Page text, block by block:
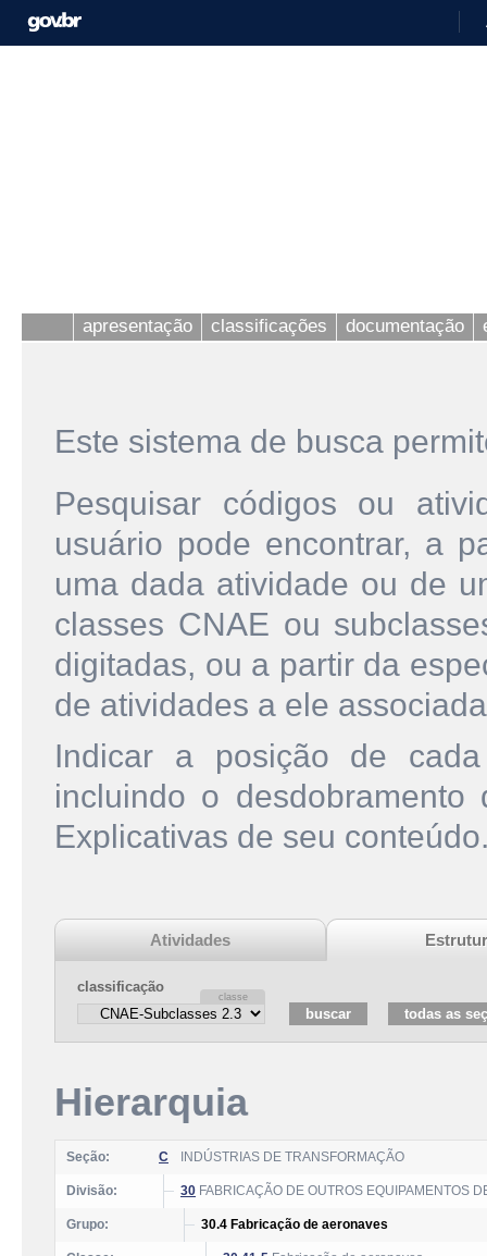
apresentação classificações documentação
Este sistema de busca
Pesquisar códigos ou
usuário pode encontrar, a
uma dada atividade ou de
classes CNAE ou
digitadas, ou a partir da
de atividades a ele
Indicar a posição de
incluindo o
Explicativas de seu
Atividades
classificação
Hierarquia
Seção: C INDÚSTRIAS DE TRANSFORMAÇÃO
Divisão: 30 FABRICAÇÃO DE OUTROS EQUIPAMENTOS
Grupo: 30.4 Fabricação de aeronaves